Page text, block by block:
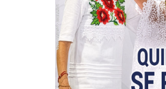
Tecnológico de Monterrey
3 agosto, 2026